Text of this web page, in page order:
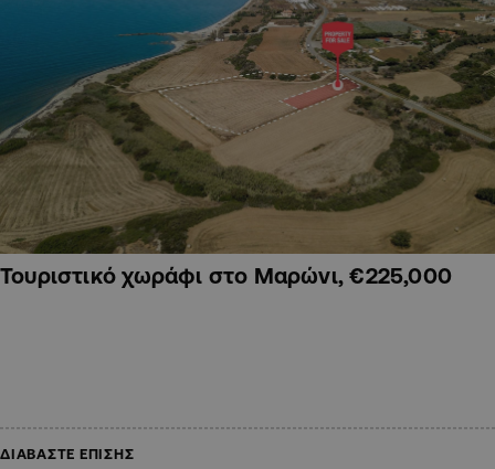
Τουριστικό χωράφι στο Μαρώνι, €225,000
ΔΙΑΒΑΣΤΕ ΕΠΙΣΗΣ